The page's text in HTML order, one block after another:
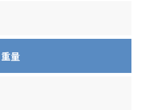
重量